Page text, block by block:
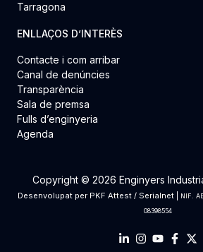
Tarragona
ENLLAÇOS D’INTERÈS
Contacte i com arribar
Canal de denúncies
Transparència
Sala de premsa
Fulls d’enginyeria
Agenda
Copyright © 2026 Enginyers
Desenvolupat per PKF Attest/ Serialnet|
NIF.
08398554